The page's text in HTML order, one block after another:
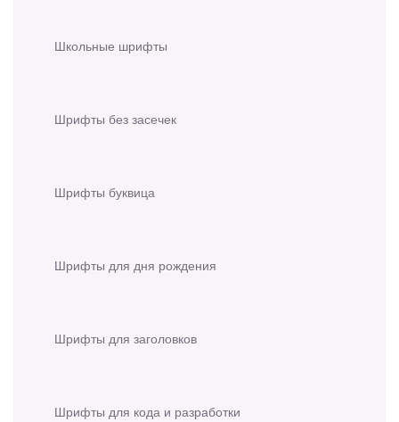
Школьные шрифты
Шрифты без засечек
Шрифты буквица
Шрифты для дня рождения
Шрифты для заголовков
Шрифты для кода и разработки